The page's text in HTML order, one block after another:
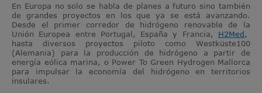
En Europa no solo se habla de planes a futuro sino también
de grandes proyectos en los que ya se está avanzando.
Desde el primer corredor de hidrógeno renovable de la
Unión Europea entre Portugal, España y Francia, H2Med,
hasta diversos proyectos piloto como Westküste100
(Alemania) para la producción de hidrógeno a partir de
energía eólica marina, o Power To Green Hydrogen Mallorca
para impulsar la economía del hidrógeno en territorios
insulares.